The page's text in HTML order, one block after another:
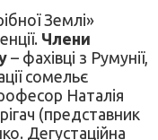
Землі»
Члени
– фахівці з Румунії,
сомельє
Наталія
(представник
Дегустаційна